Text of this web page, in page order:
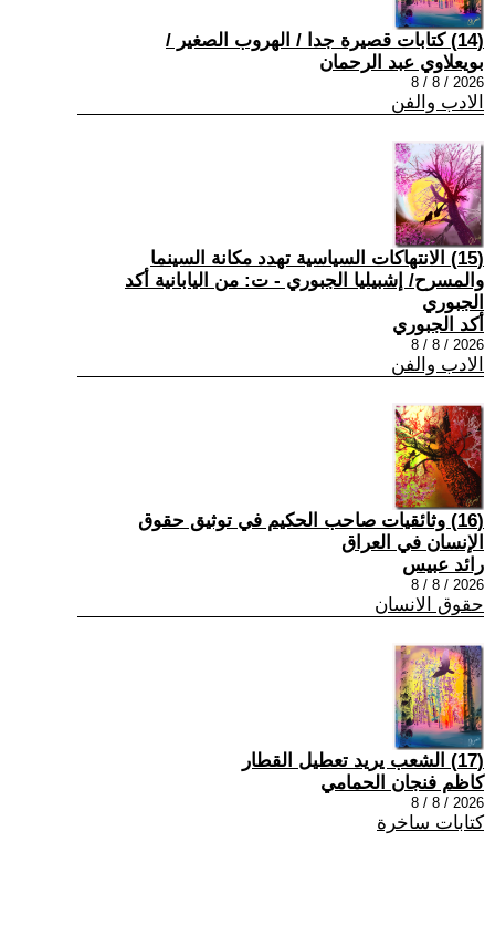
(14) كتابات قصيرة جدا / الهروب الصغير /
بويعلاوي عبد الرحمان
2026 / 8 / 8
الادب والفن
(15) الانتهاكات السياسية تهدد مكانة السينما
والمسرح/ إشبيليا الجبوري - ت: من اليابانية أكد
الجبوري
أكد الجبوري
2026 / 8 / 8
الادب والفن
(16) وثائقيات صاحب الحكيم في توثيق حقوق
الإنسان في العراق
رائد عبيس
2026 / 8 / 8
حقوق الانسان
(17) الشعب يريد تعطيل القطار
كاظم فنجان الحمامي
2026 / 8 / 8
كتابات ساخرة